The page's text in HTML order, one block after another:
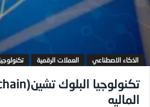
الذكاء الاصطناعي العملات الرقمية تكنولوجيا
الماليه